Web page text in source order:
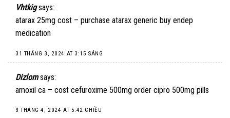
Vhtkig says:
atarax 25mg cost – purchase atarax generic buy endep
medication
31 THÁNG 3, 2024 AT 3:15 SÁNG
Dizlom says:
amoxil ca – cost cefuroxime 500mg order cipro 500mg pills
3 THÁNG 4, 2024 AT 5:42 CHIỀU